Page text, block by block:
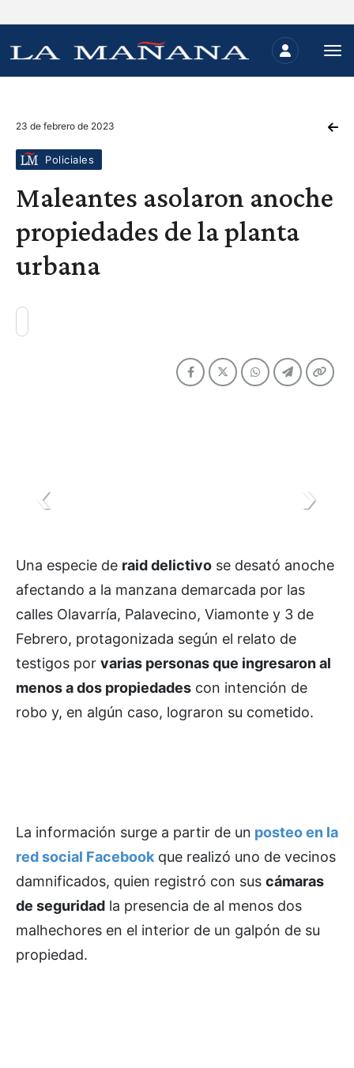
23 de febrero de 2023
Policiales
Maleantes asolaron anoche
propiedades de la planta
urbana
Una especie de raid delictivo se desató anoche
afectando a la manzana demarcada por las
calles Olavarría, Palavecino, Viamonte y 3 de
Febrero, protagonizada según el relato de
testigos por varias personas que ingresaron al
menos a dos propiedades con intención de
robo y, en algún caso, lograron su cometido.
La información surge a partir de un posteo en la
red social Facebook que realizó uno de vecinos
damnificados, quien registró con sus cámaras
de seguridad la presencia de al menos dos
malhechores en el interior de un galpón de su
propiedad.